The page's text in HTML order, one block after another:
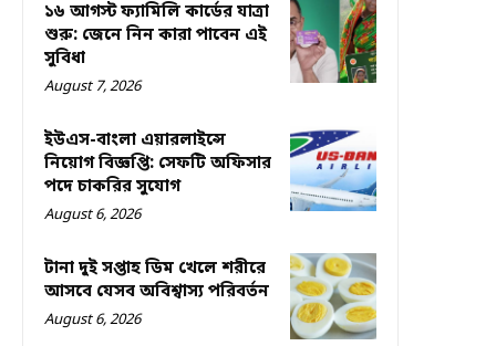
১৬ আগস্ট ফ্যামিলি কার্ডের যাত্রা
শুরু: জেনে নিন কারা পাবেন এই
সুবিধা
August 7, 2026
ইউএস-বাংলা এয়ারলাইন্সে
নিয়োগ বিজ্ঞপ্তি: সেফটি অফিসার
পদে চাকরির সুযোগ
August 6, 2026
টানা দুই সপ্তাহ ডিম খেলে শরীরে
আসবে যেসব অবিশ্বাস্য পরিবর্তন
August 6, 2026